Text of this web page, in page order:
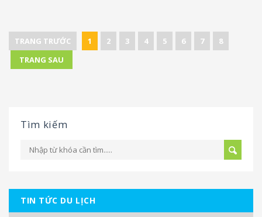
TRANG TRƯỚC 1 2 3 4 5 6 7
8
TRANG SAU
Tìm kiếm
TIN TỨC DU LỊCH